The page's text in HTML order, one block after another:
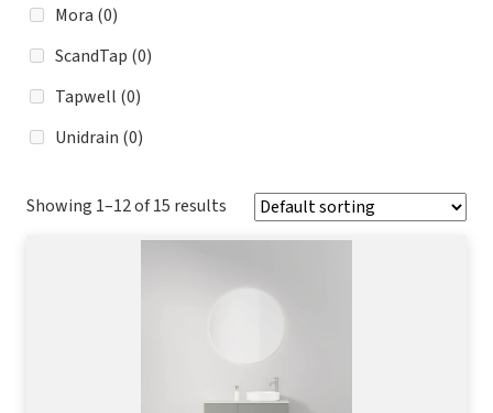
Mora (0)
ScandTap (0)
Tapwell (0)
Unidrain (0)
Showing 1–12 of 15 results